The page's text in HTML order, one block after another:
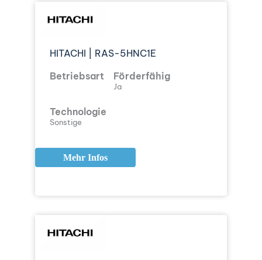
HITACHI | RAS-5HNC1E
Betriebsart
Förderfähig
Ja
Technologie
Sonstige
Mehr Infos